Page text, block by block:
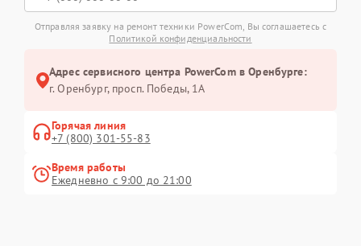
Отправляя заявку на ремонт техники PowerCom, Вы соглашаетесь с
Политикой конфиденциальности
Адрес сервисного центра PowerCom в Оренбурге:
г. Оренбург, просп. Победы, 1А
Горячая линия
+7 (800) 301-55-83
Время работы
Ежедневно с 9:00 до 21:00